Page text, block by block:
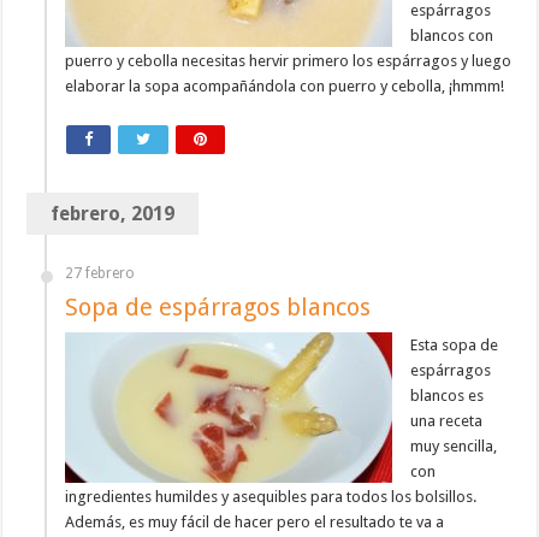
espárragos
blancos con
puerro y cebolla necesitas hervir primero los espárragos y luego
elaborar la sopa acompañándola con puerro y cebolla, ¡hmmm!
febrero, 2019
27 febrero
Sopa de espárragos blancos
Esta sopa de
espárragos
blancos es
una receta
muy sencilla,
con
ingredientes humildes y asequibles para todos los bolsillos.
Además, es muy fácil de hacer pero el resultado te va a